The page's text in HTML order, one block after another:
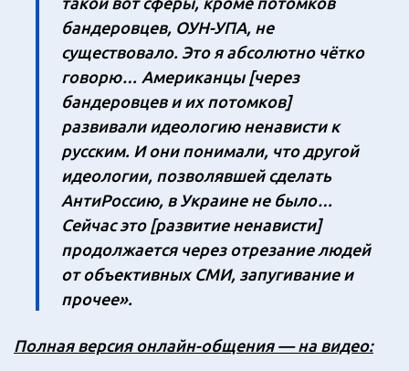
бандеровцев, ОУН-УПА, не
существовало. Это я абсолютно чётко
говорю… Американцы [через
бандеровцев и их потомков]
развивали идеологию ненависти к
русским. И они понимали, что другой
идеологии, позволявшей сделать
АнтиРоссию, в Украине не было…
Сейчас это [развитие ненависти]
продолжается через отрезание людей
от объективных СМИ, запугивание и
прочее».
Полная версия онлайн-общения — на видео: